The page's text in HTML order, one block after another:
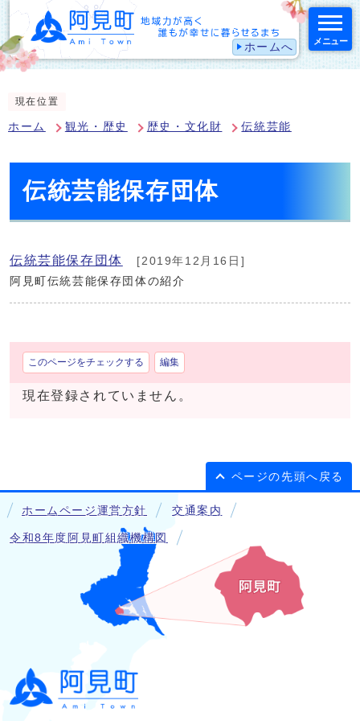
ホームへ メニュー
現在位置
ホーム 観光・歴史 歴史・文化財 伝統芸能
伝統芸能保存団体
伝統芸能保存団体
[2019年12月16日]
阿見町伝統芸能保存団体の紹介
このページをチェックする 編集
現在登録されていません。
ページの先頭へ戻る
ホームページ運営方針 交通案内
令和8年度阿見町組織機構図